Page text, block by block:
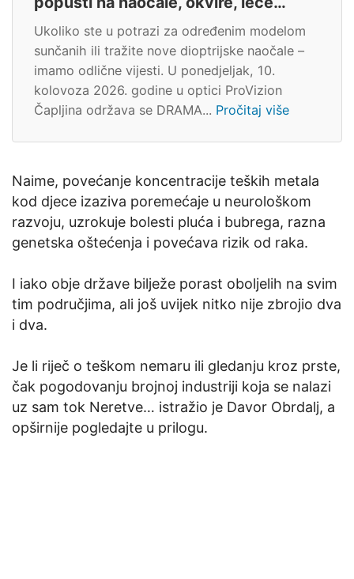
Ukoliko ste u potrazi za određenim modelom
sunčanih ili tražite nove dioptrijske naočale –
imamo odlične vijesti. U ponedjeljak, 10.
kolovoza 2026. godine u optici ProVizion
Čapljina održava se DRAMA... Pročitaj više
Naime, povećanje koncentracije teških metala
kod djece izaziva poremećaje u neurološkom
razvoju, uzrokuje bolesti pluća i bubrega, razna
genetska oštećenja i povećava rizik od raka.
I iako obje države bilježe porast oboljelih na svim
tim područjima, ali još uvijek nitko nije zbrojio dva
i dva.
Je li riječ o teškom nemaru ili gledanju kroz prste,
čak pogodovanju brojnoj industriji koja se nalazi
uz sam tok Neretve… istražio je Davor Obrdalj, a
opširnije pogledajte u prilogu.